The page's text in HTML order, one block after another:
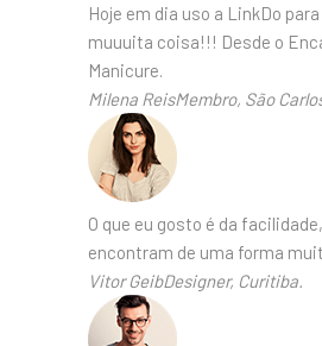
Hoje em dia uso a LinkDo
muuuita coisa!!! Desde o
Manicure.
Milena ReisMembro, São
O que eu gosto é da
encontram de uma forma
Vitor GeibDesigner, Curitiba.